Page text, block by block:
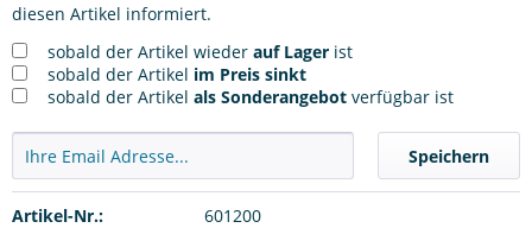
diesen Artikel informiert.
sobald der Artikel wieder auf Lager ist
sobald der Artikel im Preis sinkt
sobald der Artikel als Sonderangebot verfügbar ist
Speichern
Artikel-Nr.:
601200